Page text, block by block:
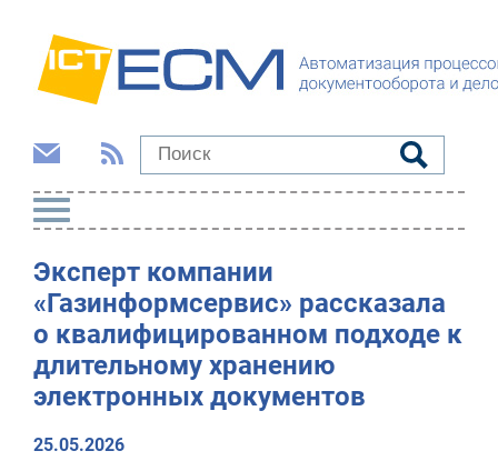
Эксперт компании
«Газинформсервис» рассказала
о квалифицированном подходе к
длительному хранению
электронных документов
25.05.2026